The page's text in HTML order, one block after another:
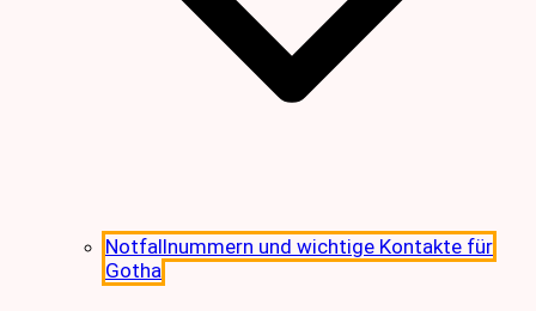
Notfallnummern und wichtige Kontakte für
Gotha